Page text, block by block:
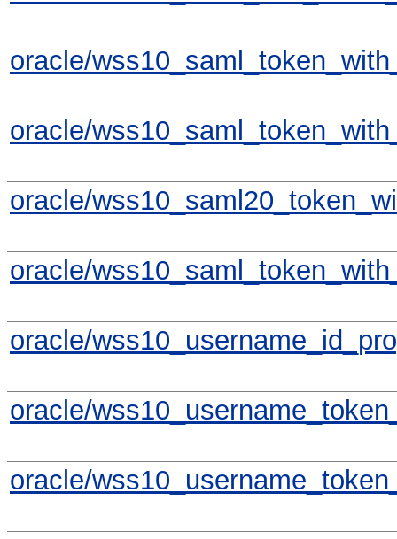
oracle/
oracle/
oracle/
oracle/
oracle/
oracle/
oracle/